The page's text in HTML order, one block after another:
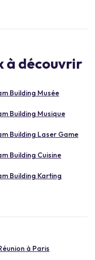
à découvrir
Building Musée
Building Musique
Building Laser Game
Building Cuisine
Building Karting
à Paris